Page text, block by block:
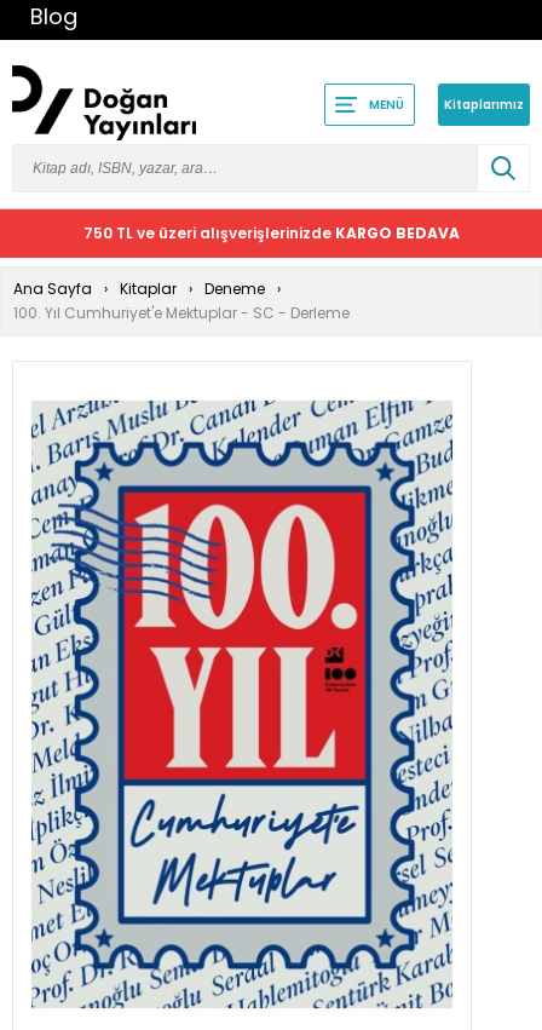
Blog
MENÜ Kitaplarımız
750 TL ve üzeri alışverişlerinizde KARGO BEDAVA
Ana Sayfa Kitaplar
Deneme
100. Yıl Cumhuriyet'e Mektuplar - SC - Derleme